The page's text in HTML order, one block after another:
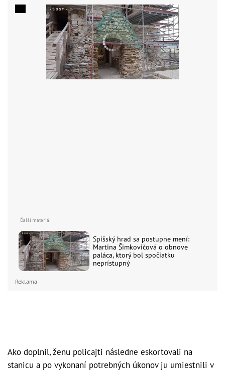
Spišský hrad sa postupne mení:
Martina Šimkovičová o obnove
paláca, ktorý bol spočiatku
neprístupný
Reklama
Ako doplnil, ženu policajti následne eskortovali na
stanicu a po vykonaní potrebných úkonov ju umiestnili v